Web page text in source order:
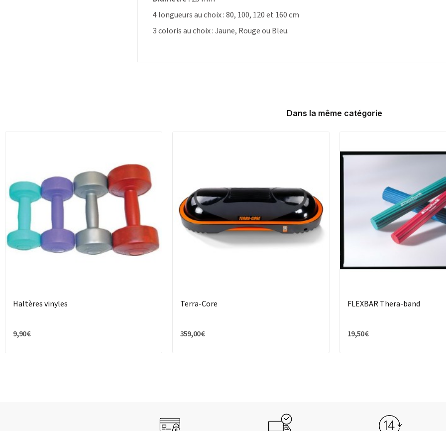
4 longueurs au choix : 80, 100, 120 et 160 cm
3 coloris au choix : Jaune, Rouge ou Bleu.
Dans la même catégorie
Haltères vinyles
9,90 €
Terra-Core
359,00 €
FLEXBAR Thera-band
19,50 €